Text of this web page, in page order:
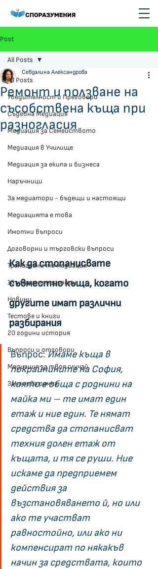
Post
All Posts
Убедителност и Преговори
Съдебна Медиация
Медиация за Семейството
Медиация в Училище
Медиация за екипа и бизнеса
Наръчници
За медиатори - бъдещи и настоящи
Медиацията е това
Имотни въпроси
Договорни и търговски въпроси
Трансгранична медиация
10 успешни медиации
Новини
Тестове и книги
20 години история
Въпроси и отговори
Медиация за твоя случай
Законова рамка
All Posts
Ремонт и ползване на
съсобствена къща при
разногласия
Севдалина Александрова
Как да стопанисвате
съвместно къща, когато
другите имат различни
разбирания
Въпрос: Имаме къща в
покрайнините на София,
която е обща с роднини на
майка ми – те имат един
етаж и ние един. Те нямат
средства да стопанисват
техния долен етаж от
къщата, и тя се руши. Ние
искаме да предприемем
действия за
възстановяването й, но или
ако те участват
равностойно, или ако ни
компенсират по някакъв
начин за средствата, които